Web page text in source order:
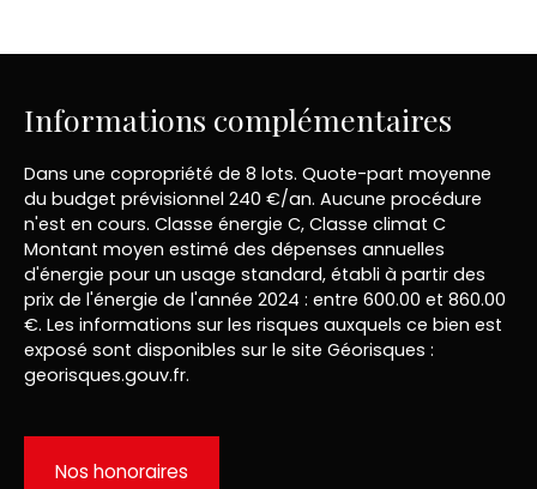
Informations complémentaires
Dans une copropriété de 8 lots. Quote-part moyenne
du budget prévisionnel 240 €/an. Aucune procédure
n'est en cours. Classe énergie C, Classe climat C
Montant moyen estimé des dépenses annuelles
d'énergie pour un usage standard, établi à partir des
prix de l'énergie de l'année 2024 : entre 600.00 et 860.00
€. Les informations sur les risques auxquels ce bien est
exposé sont disponibles sur le site Géorisques :
georisques.gouv.fr.
Nos honoraires